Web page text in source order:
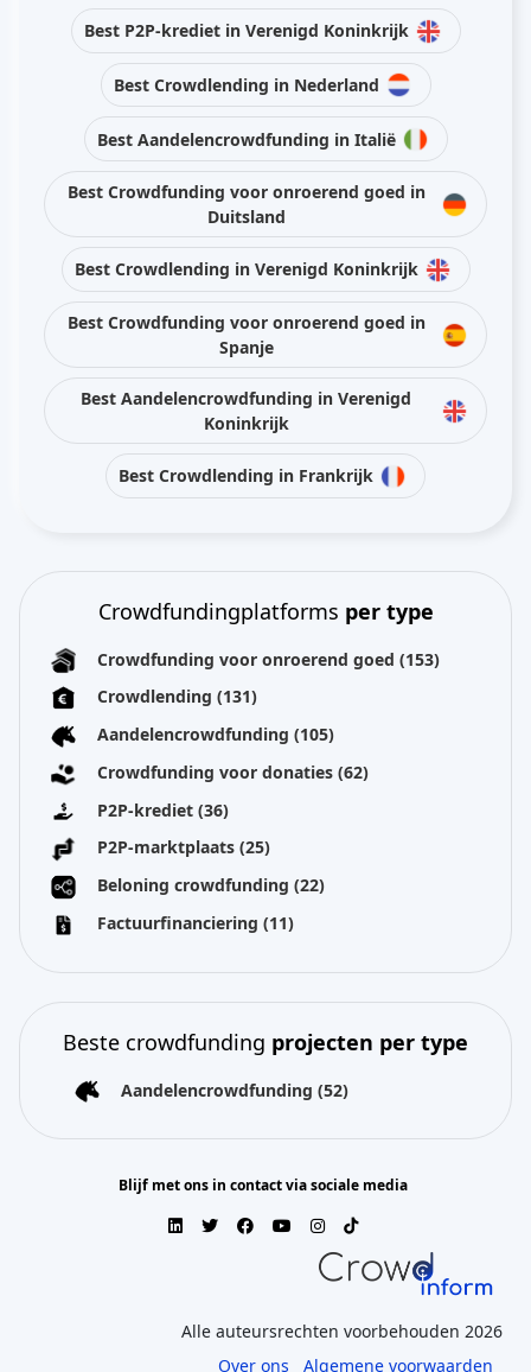
Best P2P-krediet in Verenigd Koninkrijk
Best Crowdlending in Nederland
Best Aandelencrowdfunding in Italië
Best Crowdfunding voor onroerend goed in
Duitsland
Best Crowdlending in Verenigd Koninkrijk
Best Crowdfunding voor onroerend goed in
Spanje
Best Aandelencrowdfunding in Verenigd
Koninkrijk
Best Crowdlending in Frankrijk
Crowdfundingplatforms per type
Crowdfunding voor onroerend goed (153)
Crowdlending (131)
Aandelencrowdfunding (105)
Crowdfunding voor donaties (62)
P2P-krediet (36)
P2P-marktplaats (25)
Beloning crowdfunding (22)
Factuurfinanciering (11)
Beste crowdfunding projecten per type
Aandelencrowdfunding (52)
Blijf met ons in contact via sociale media
Alle auteursrechten voorbehouden 2026
Over ons
Algemene voorwaarden